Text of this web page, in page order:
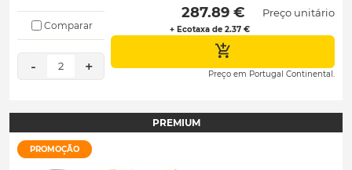
Comparar
- 2 +
287.89 €
+ Ecotaxa de 2.37 €
Preço unitário
Preço em Portugal Continental.
PREMIUM
PROMOÇÃO